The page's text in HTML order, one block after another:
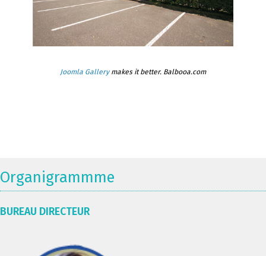
Joomla Gallerymakes it better. Balbooa.com
Organigrammme
BUREAU DIRECTEUR